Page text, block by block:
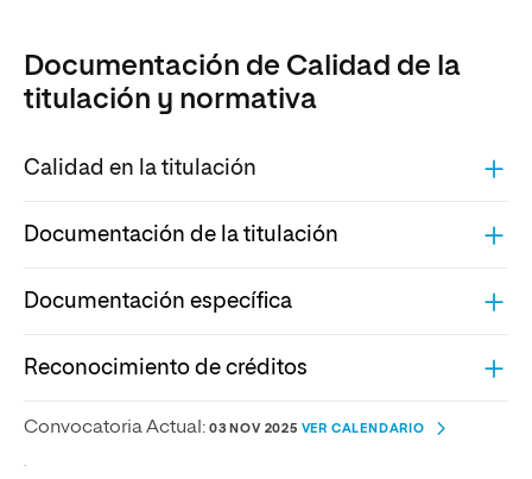
Documentación de Calidad de la
titulación y normativa
Calidad en la titulación
Documentación de la titulación
Documentación específica
Reconocimiento de créditos
Convocatoria Actual: 03 NOV 2025 VER CALENDARIO
.